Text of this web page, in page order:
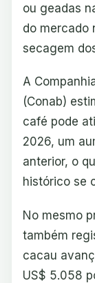
ou geadas
do mercado
secagem
A
(Conab)
café pode
2026, um
anterior, o
histórico se
No mesmo
também
cacau
US$ 5.058